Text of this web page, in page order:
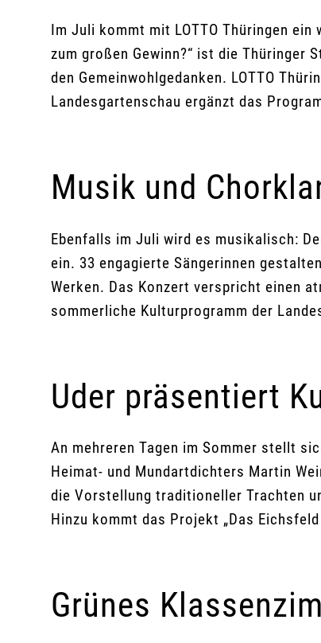
Im Juli kommt mit LOTTO Thüringen
zum großen Gewinn?“ ist die Thüringer
den Gemeinwohlgedanken. LOTTO
Landesgartenschau ergänzt das
Musik und
Ebenfalls im Juli wird es musikalisch:
ein. 33 engagierte Sängerinnen
Werken. Das Konzert verspricht einen
sommerliche Kulturprogramm der
Uder präsentiert
An mehreren Tagen im Sommer stellt
Heimat- und Mundartdichters Martin
die Vorstellung traditioneller Trachten
Hinzu kommt das Projekt „Das
Grünes